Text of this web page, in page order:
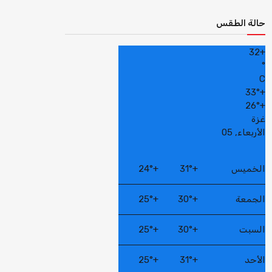
حالة الطقس
+
32
°
C
+
33°
+
26°
غزة
الأربعاء, 05
الخميس +
31°
+
24°
الجمعة +
30°
+
25°
السبت +
30°
+
25°
الأحد +
31°
+
25°